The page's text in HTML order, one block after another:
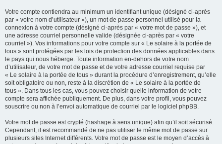
Votre compte contiendra au minimum un identifiant unique (désigné ci-après
par « votre nom d’utilisateur »), un mot de passe personnel utilisé pour la
connexion à votre compte (désigné ci-après par « votre mot de passe »), et
une adresse courriel personnelle valide (désignée ci-après par « votre
courriel »). Vos informations pour votre compte sur « Le solaire à la portée de
tous » sont protégées par les lois de protection des données applicables dans
le pays qui nous héberge. Toute information en-dehors de votre nom
d’utilisateur, de votre mot de passe et de votre adresse courriel requise par
« Le solaire à la portée de tous » durant la procédure d’enregistrement, qu’elle
soit obligatoire ou non, reste à la discrétion de « Le solaire à la portée de
tous ». Dans tous les cas, vous pouvez choisir quelle information de votre
compte sera affichée publiquement. De plus, dans votre profil, vous pouvez
souscrire ou non à l’envoi automatique de courriel par le logiciel phpBB.
Votre mot de passe est crypté (hashage à sens unique) afin qu’il soit sécurisé.
Cependant, il est recommandé de ne pas utiliser le même mot de passe sur
plusieurs sites Internet différents. Votre mot de passe est le moyen d’accès à